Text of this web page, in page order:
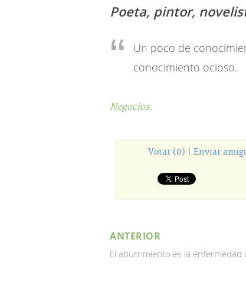
Poeta, pintor,
Un poco de
conocimiento ocioso.
Negocios.
Votar (0) Enviar
ANTERIOR
El aburrimiento es la enfermedad